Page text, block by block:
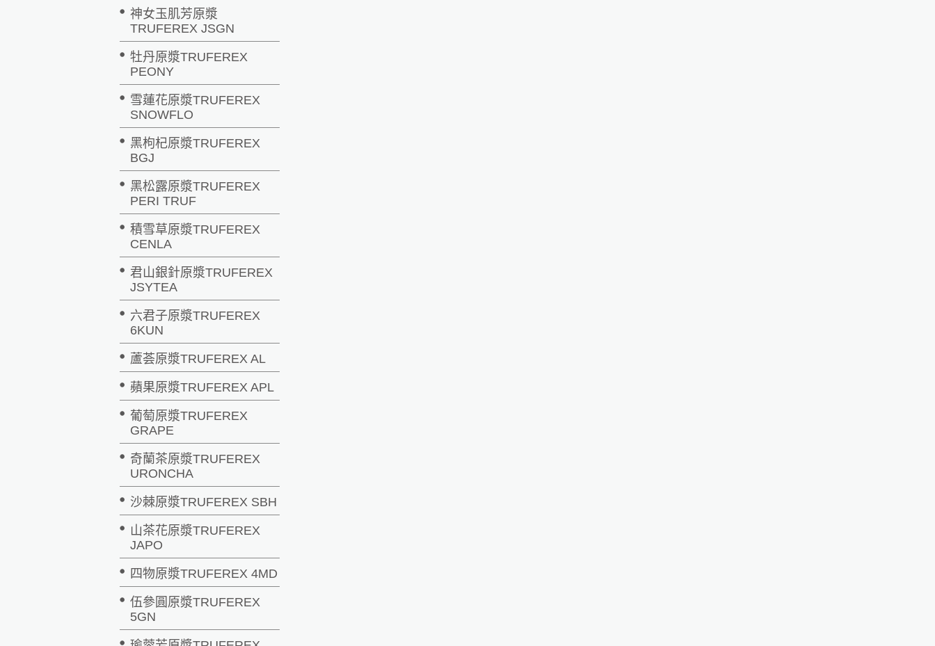
神女玉肌芳原漿
TRUFEREX JSGN
牡丹原漿TRUFEREX
PEONY
雪蓮花原漿TRUFEREX
SNOWFLO
黑枸杞原漿TRUFEREX
BGJ
黑松露原漿TRUFEREX
PERI TRUF
積雪草原漿TRUFEREX
CENLA
君山銀針原漿TRUFEREX
JSYTEA
六君子原漿TRUFEREX
6KUN
蘆荟原漿TRUFEREX AL
蘋果原漿TRUFEREX APL
葡萄原漿TRUFEREX
GRAPE
奇蘭茶原漿TRUFEREX
URONCHA
沙棘原漿TRUFEREX SBH
山茶花原漿TRUFEREX
JAPO
四物原漿TRUFEREX 4MD
伍參圓原漿TRUFEREX
5GN